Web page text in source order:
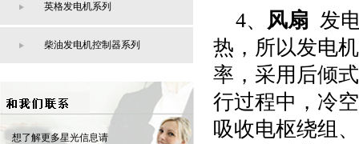
英格发电机系列
柴油发电机控制器系列
想了解更多星光信息请
4、 风扇 发
热，所以发电
率，采用后倾
行过程中，冷
吸收电枢绕组